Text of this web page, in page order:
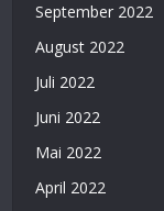
September 2022
August 2022
Juli 2022
Juni 2022
Mai 2022
April 2022